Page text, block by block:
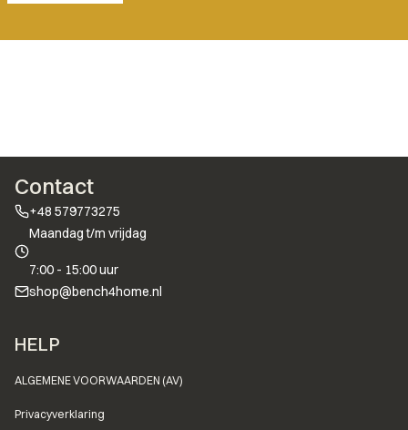
Contact
+48 579773275
Maandag t/m vrijdag
7:00 - 15:00 uur
shop@bench4home.nl
Voettekstmenu
HELP
ALGEMENE VOORWAARDEN (AV)
Privacyverklaring